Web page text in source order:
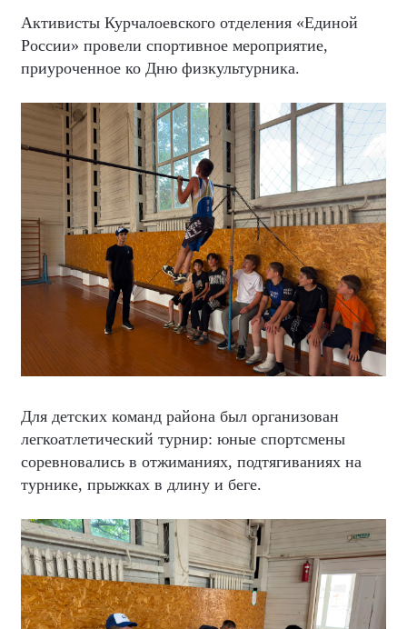
Активисты Курчалоевского отделения «Единой
России» провели спортивное мероприятие,
приуроченное ко Дню физкультурника.
Для детских команд района был организован
легкоатлетический турнир: юные спортсмены
соревновались в отжиманиях, подтягиваниях на
турнике, прыжках в длину и беге.